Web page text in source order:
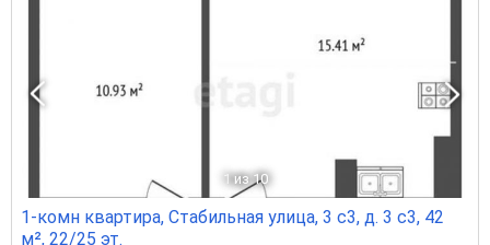
1 из 10
1-комн квартира, Стабильная улица, 3 с3, д. 3 с3, 42
м², 22/25 эт.